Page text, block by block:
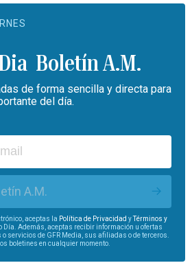
Boletín A.M.
de forma sencilla y directa para
del día.
A.M.
aceptas la Política de Privacidad yTérminos y
Día. Además, aceptas recibir información u ofertas
servicios de GFR Media, sus afiliadas o de terceros.
boletines en cualquier momento.